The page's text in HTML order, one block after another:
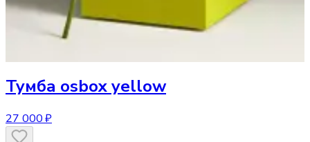
Тумба osbox yellow
27 000 ₽